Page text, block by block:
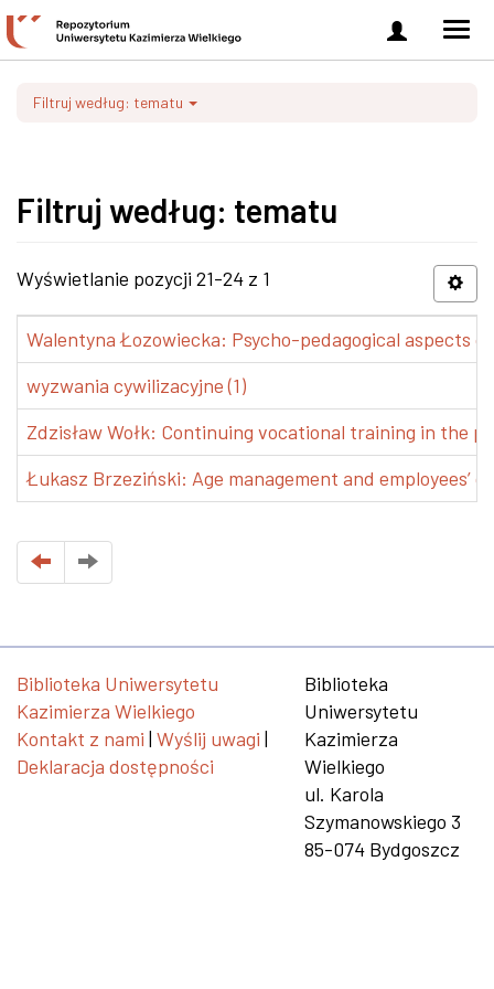
Zaloguj
się
Filtruj według: tematu
Filtruj według: tematu
Wyświetlanie pozycji 21-24 z 1
Walentyna Łozowiecka: Psycho-pedagogical aspects
wyzwania cywilizacyjne (1)
Zdzisław Wołk: Continuing vocational training in the
Łukasz Brzeziński: Age management and employees’
Biblioteka Uniwersytetu
Kazimierza Wielkiego
Kontakt z nami | Wyślij uwagi |
Deklaracja dostępności
Biblioteka
Uniwersytetu
Kazimierza
Wielkiego
ul. Karola
Szymanowskiego 3
85-074 Bydgoszcz